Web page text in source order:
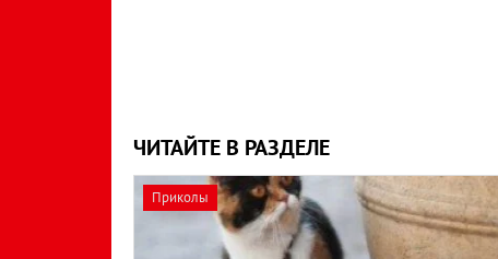
ЧИТАЙТЕ В РАЗДЕЛЕ
Приколы